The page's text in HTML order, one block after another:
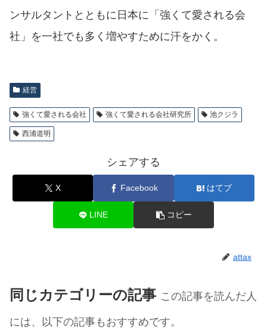
ンサルタントとともに日本に「強くて愛される会
社」を一社でも多く増やすために汗をかく。
経営
強くて愛される会社 強くて愛される会社研究所 池クジラ
西浦道明
シェアする
X Facebook はてブ
LINE コピー
attax
同じカテゴリーの記事 この記事を読んだ人
には、以下の記事もおすすめです。